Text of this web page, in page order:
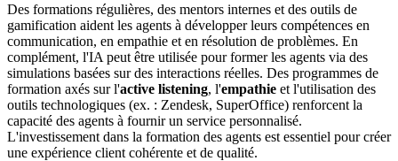
Des formations régulières, des mentors internes et des outils de
gamification aident les agents à développer leurs compétences en
communication, en empathie et en résolution de problèmes. En
complément, l'IA peut être utilisée pour former les agents via des
simulations basées sur des interactions réelles. Des programmes de
formation axés sur l'active listening, l'empathie et l'utilisation des
outils technologiques (ex. : Zendesk, SuperOffice) renforcent la
capacité des agents à fournir un service personnalisé.
L'investissement dans la formation des agents est essentiel pour créer
une expérience client cohérente et de qualité.